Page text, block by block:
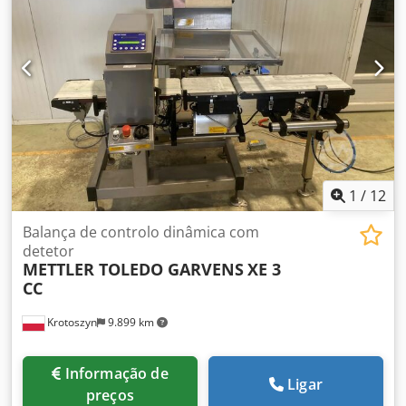
moderno. Origem: Instalação de Biotecnologia / Pesquisa
Condição: Diretamente do Laboratório
(Descontaminado/Original) Integridade: 100% de peças
originais (Não recondicionado)
1 / 12
Krotoszyn 9.899 km
Balança de controlo dinâmica com
detetor
METTLER TOLEDO GARVENSXE 3
CC
preços
Ligar